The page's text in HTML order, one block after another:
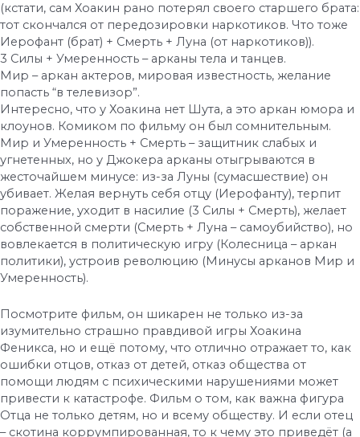
(кстати, сам Хоакин рано потерял своего старшего брата:
тот скончался от передозировки наркотиков. Что тоже
Иерофант (брат) + Смерть + Луна (от наркотиков)).
3 Силы + Умеренность – арканы тела и танцев.
Мир – аркан актеров, мировая известность, желание
попасть “в телевизор”.
Интересно, что у Хоакина нет Шута, а это аркан юмора и
клоунов. Комиком по фильму он был сомнительным.
Мир и Умеренность + Смерть – защитник слабых и
угнетенных, но у Джокера арканы отыгрываются в
жесточайшем минусе: из-за Луны (сумасшествие) он
убивает. Желая вернуть себя отцу (Иерофанту), терпит
поражение, уходит в насилие (3 Силы + Смерть), желает
собственной смерти (Смерть + Луна – самоубийство), но
вовлекается в политическую игру (Колесница – аркан
политики), устроив революцию (Минусы арканов Мир и
Умеренность).
Посмотрите фильм, он шикарен не только из-за
изумительно страшно правдивой игры Хоакина
Феникса, но и ещё потому, что отлично отражает то, как
ошибки отцов, отказ от детей, отказ общества от
помощи людям с психическими нарушениями может
привести к катастрофе. Фильм о том, как важна фигура
Отца не только детям, но и всему обществу. И если отец
– скотина коррумпированная, то к чему это приведёт (а